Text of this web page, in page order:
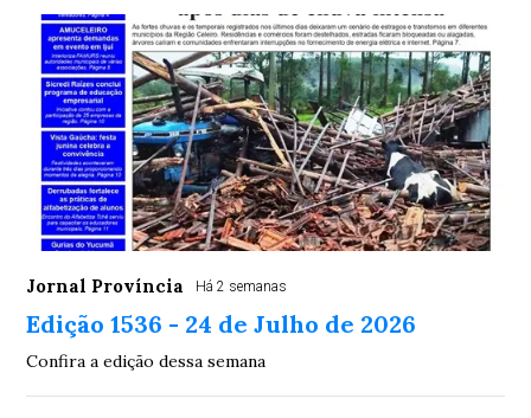
Jornal Província Há 2 semanas
Edição 1536 - 24 de Julho de 2026
Confira a edição dessa semana